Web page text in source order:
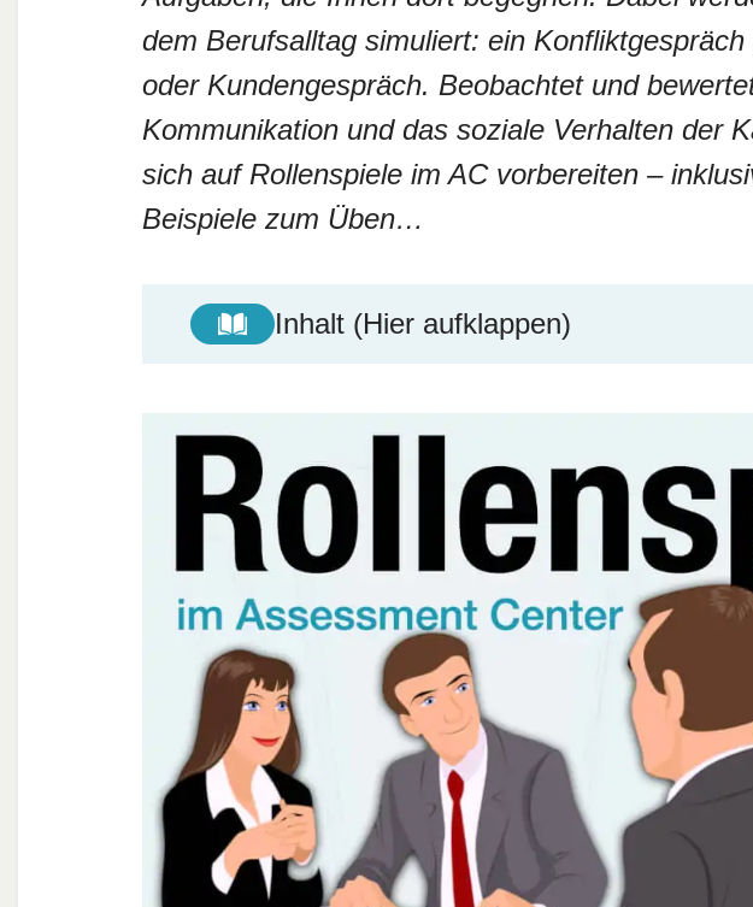
dem Berufsalltag simuliert: ein
oder Kundengespräch. Beobachtet und
Kommunikation und das soziale Verhalten der
sich auf Rollenspiele im AC vorbereiten –
Beispiele zum Üben…
Inhalt (Hier aufklappen)